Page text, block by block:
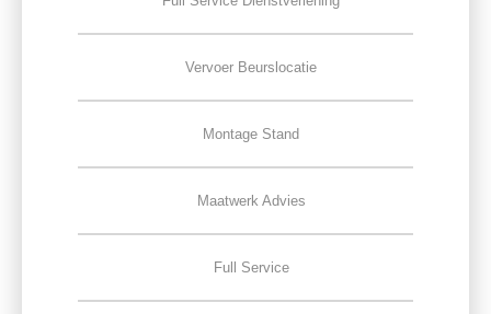
Vervoer Beurslocatie
Montage Stand
Maatwerk Advies
Full Service